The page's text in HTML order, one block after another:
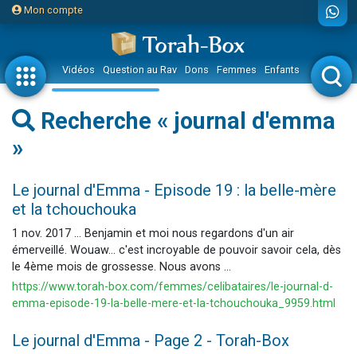
Mon compte
Vidéos Question au Rav Dons Femmes Enfants Etude sur
Recherche « journal d'emma
»
Le journal d'Emma - Episode 19 : la belle-mère
et la tchouchouka
1 nov. 2017 ... Benjamin et moi nous regardons d'un air
émerveillé. Wouaw… c'est incroyable de pouvoir savoir cela, dès
le 4ème mois de grossesse. Nous avons ...
https://www.torah-box.com/femmes/celibataires/le-journal-d-
emma-episode-19-la-belle-mere-et-la-tchouchouka_9959.html
Le journal d'Emma - Page 2 - Torah-Box